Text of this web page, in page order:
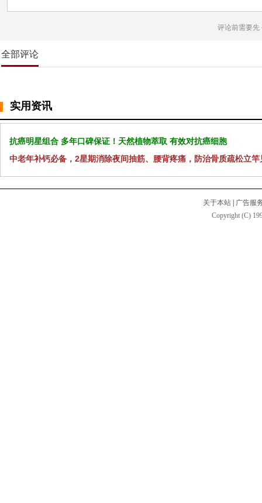
评论前需要先
全部评论
实用资讯
抗癌明星组合 多年口碑保证！天然植物萃取 有效对抗癌细胞
中老年补钙必备，2星期消除夜间抽筋、腰背疼痛，防治骨质疏松立竿
关于本站
广告服
Copyright (C)